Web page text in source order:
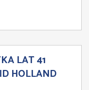
LAT 41
HOLLAND